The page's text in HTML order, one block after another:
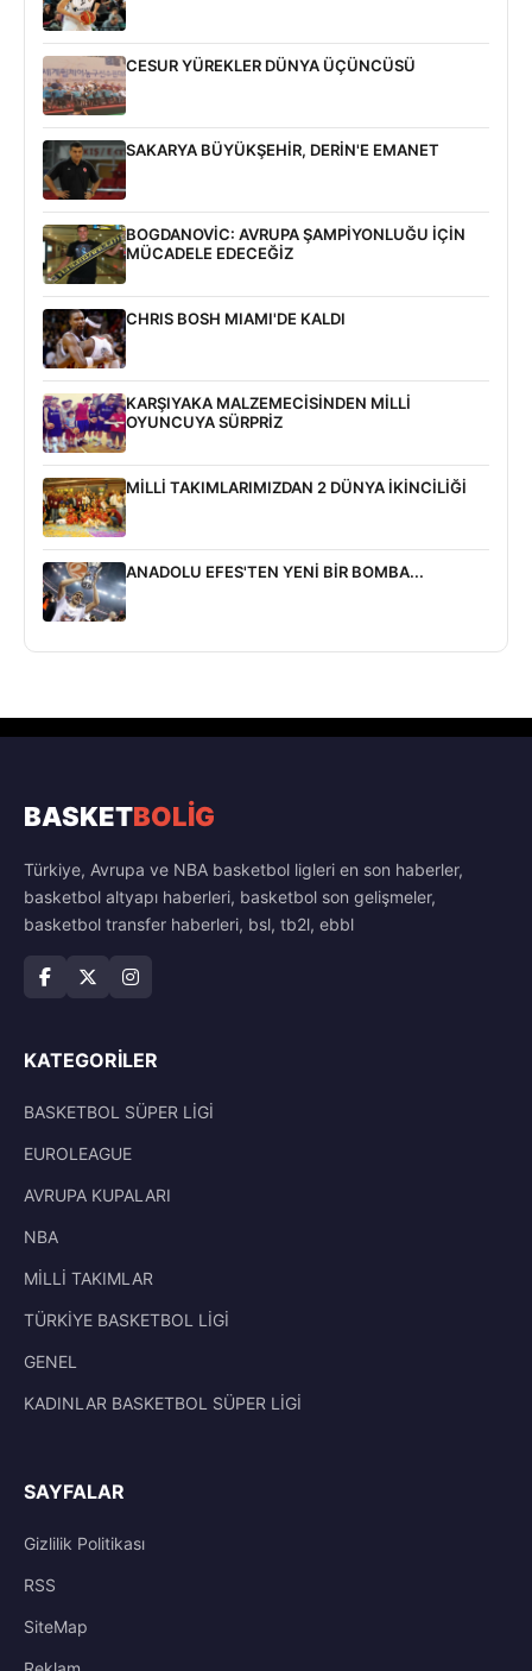
CESUR YÜREKLER DÜNYA ÜÇÜNCÜSÜ
SAKARYA BÜYÜKŞEHİR, DERİN'E EMANET
BOGDANOVİC: AVRUPA ŞAMPİYONLUĞU İÇİN
MÜCADELE EDECEĞİZ
CHRIS BOSH MIAMI'DE KALDI
KARŞIYAKA MALZEMECİSİNDEN MİLLİ
OYUNCUYA SÜRPRİZ
MİLLİ TAKIMLARIMIZDAN 2 DÜNYA İKİNCİLİĞİ
ANADOLU EFES'TEN YENİ BİR BOMBA...
BASKETBOLİG
Türkiye, Avrupa ve NBA basketbol ligleri en son haberler,
basketbol altyapı haberleri, basketbol son gelişmeler,
basketbol transfer haberleri, bsl, tb2l, ebbl
KATEGORILER
BASKETBOL SÜPER LİGİ
EUROLEAGUE
AVRUPA KUPALARI
NBA
MİLLİ TAKIMLAR
TÜRKİYE BASKETBOL LİGİ
GENEL
KADINLAR BASKETBOL SÜPER LİGİ
SAYFALAR
Gizlilik Politikası
RSS
SiteMap